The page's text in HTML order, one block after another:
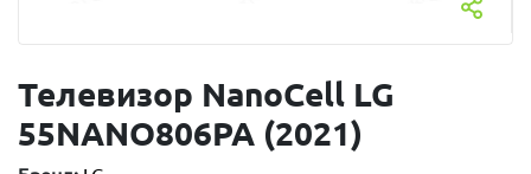
Телевизор NanoCell LG
55NANO806PA (2021)